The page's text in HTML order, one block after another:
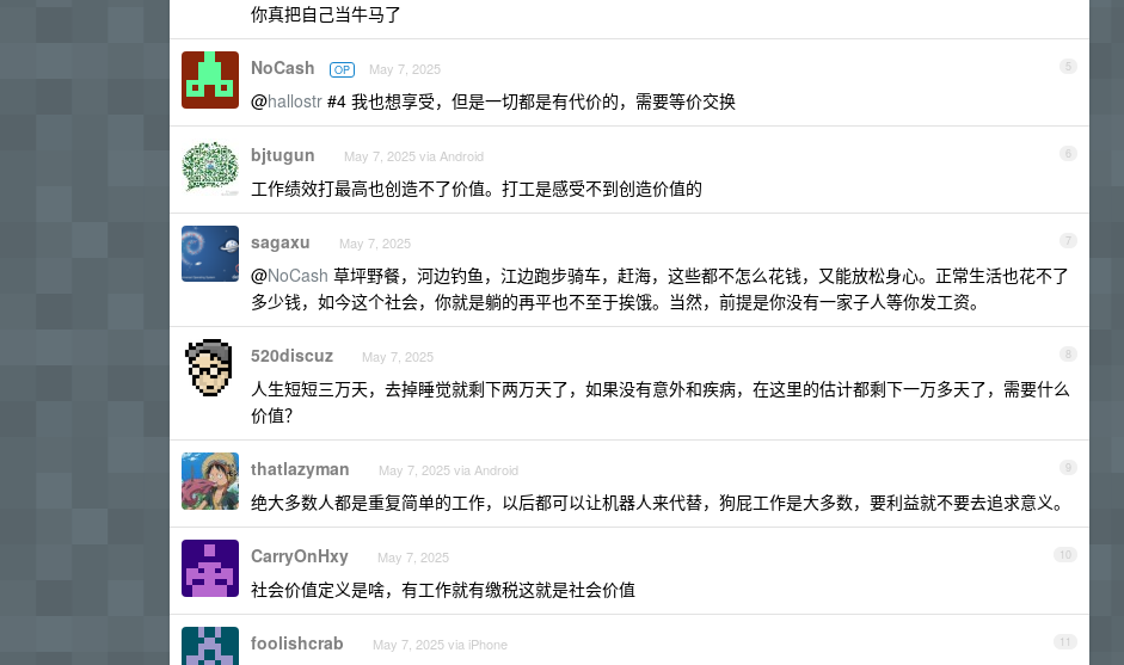
你真把自己当牛马了
5
NoCash OP May 7, 2025
@hallostr #4 我也想享受，但是一切都是有代价的，需要等价交换
6
bjtugun May 7, 2025 via Android
工作绩效打最高也创造不了价值。打工是感受不到创造价值的
7
sagaxu May 7, 2025
@NoCash 草坪野餐，河边钓鱼，江边跑步骑车，赶海，这些都不怎么花钱，又能放松身心。正常生活也花不了
多少钱，如今这个社会，你就是躺的再平也不至于挨饿。当然，前提是你没有一家子人等你发工资。
8
520discuz May 7, 2025
人生短短三万天，去掉睡觉就剩下两万天了，如果没有意外和疾病，在这里的估计都剩下一万多天了，需要什么
价值？
9
thatlazyman May 7, 2025 via Android
绝大多数人都是重复简单的工作，以后都可以让机器人来代替，狗屁工作是大多数，要利益就不要去追求意义。
10
CarryOnHxy May 7, 2025
社会价值定义是啥，有工作就有缴税这就是社会价值
11
foolishcrab May 7, 2025 via iPhone